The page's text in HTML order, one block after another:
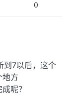
0
到7以后，这个
方
呢？